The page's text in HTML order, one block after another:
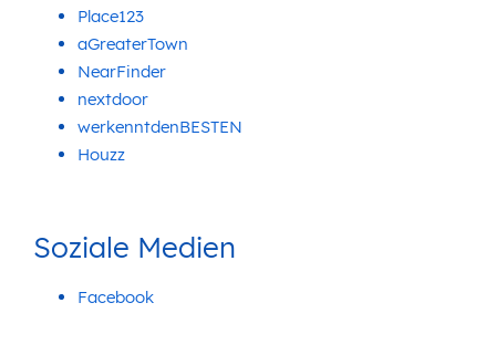
Place123
aGreaterTown
NearFinder
nextdoor
werkenntdenBESTEN
Houzz
Soziale Medien
Facebook